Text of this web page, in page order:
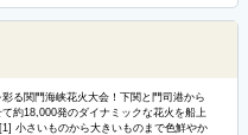
る関門海峡花火大会！下関と門司港から
約18,000発のダイナミックな花火を船上
小さいものから大きいものまで色鮮やか